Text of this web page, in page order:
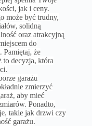
jak i ceny.
może być trudny,
solidną
oraz atrakcyjną
do
Pamiętaj, że
to decyzja, która
garażu
zmierzyć
aby mieć
Ponadto,
takie jak drzwi czy
garażu.